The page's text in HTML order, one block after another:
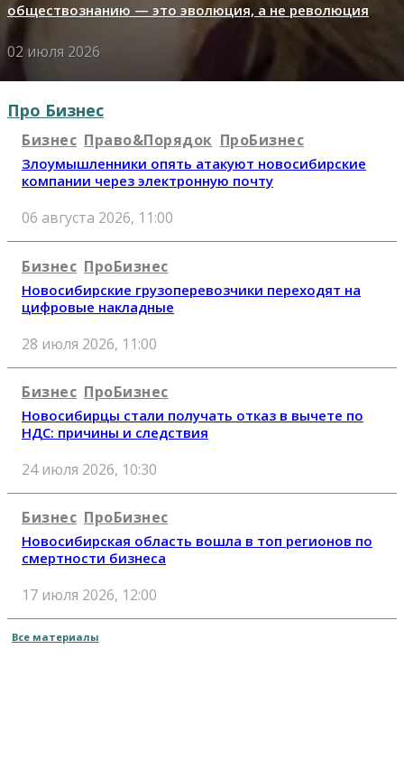
обществознанию — это эволюция, а не революция
02 июля 2026
Про Бизнес
Бизнес Право&Порядок ПроБизнес
Злоумышленники опять атакуют новосибирские
компании через электронную почту
06 августа 2026, 11:00
Бизнес ПроБизнес
Новосибирские грузоперевозчики переходят на
цифровые накладные
28 июля 2026, 11:00
Бизнес ПроБизнес
Новосибирцы стали получать отказ в вычете по
НДС: причины и следствия
24 июля 2026, 10:30
Бизнес ПроБизнес
Новосибирская область вошла в топ регионов по
смертности бизнеса
17 июля 2026, 12:00
Все материалы